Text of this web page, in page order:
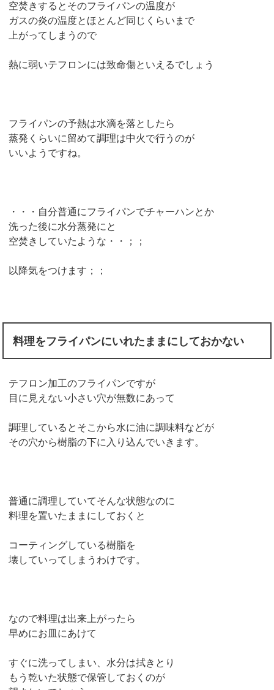
空焚きするとそのフライパンの温度が
ガスの炎の温度とほとんど同じくらいまで
上がってしまうので
熱に弱いテフロンには致命傷といえるでしょう
フライパンの予熱は水滴を落としたら
蒸発くらいに留めて調理は中火で行うのが
いいようですね。
・・・自分普通にフライパンでチャーハンとか
洗った後に水分蒸発にと
空焚きしていたような・・；；
以降気をつけます；；
料理をフライパンにいれたままにしておかない
テフロン加工のフライパンですが
目に見えない小さい穴が無数にあって
調理しているとそこから水に油に調味料などが
その穴から樹脂の下に入り込んでいきます。
普通に調理していてそんな状態なのに
料理を置いたままにしておくと
コーティングしている樹脂を
壊していってしまうわけです。
なので料理は出来上がったら
早めにお皿にあけて
すぐに洗ってしまい、水分は拭きとり
もう乾いた状態で保管しておくのが